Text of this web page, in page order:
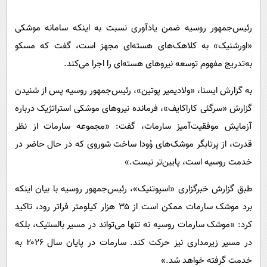
فناوری
گوناگون
محیط زیست
سلامت
بین الملل
حیات وحش
سیاست خارجی
روانشناسی
آشپزی
رئیس‌جمهور روسیه ضمن یادآوری نسبت به اینکه سامانه موشکی
«اورشنیک» به کلاهک‌های هسته‌ای مجهز است، گفت که مسکو
به‌تدریج مفهوم توسعه نیروهای هسته‌ای را اجرا می‌کند.
به گزارش ایسنا، «ولادیمیر پوتین»، رئیس‌جمهور روسیه پس از شنیدن
گزارش «سرگئی کاراکایف»، فرمانده نیروهای موشکی استراتژیک درباره
آزمایش موفقیت‌آمیز سارمات، گفت: «مجموعه سارمات از نظر
قدرت، از پرتابگر موشک‌های وُودا ساخت شوروی که در حال حاضر در
خدمت روسیه است، پایین‌تر نیست.»
طبق گزارش خبرگزاری «اسپوتنیک»، رئیس‌جمهور روسیه با بیان اینکه
برد موشک سارمات ممکن است از ۳۵ هزار کیلومتر فراتر رود، تاکید
کرد: «موشک سارمات روسیه نه تنها می‌تواند در مسیر بالستیک، بلکه
در مسیر زیرمداری نیز حرکت کند. سارمات در پایان سال ۲۰۲۶ به
خدمت گرفته خواهد شد.»